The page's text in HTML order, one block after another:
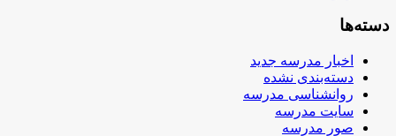
دسته‌ها
اخبار مدرسه جدید
دسته‌بندی نشده
روانشناسی مدرسه
سایت مدرسه
صور مدرسه